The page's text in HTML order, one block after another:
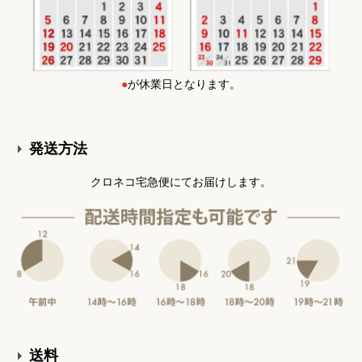
●が休業日となります。
発送方法
クロネコ宅急便にてお届けします。
送料